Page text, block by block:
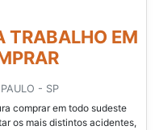
TRABALHO EM
- SP
comprar em todo sudeste
os mais distintos acidentes,